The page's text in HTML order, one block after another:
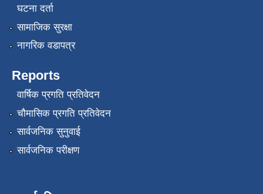
घटना दर्ता
सामाजिक सुरक्षा
नागरिक वडापत्र
Reports
वार्षिक प्रगति प्रतिवेदन
चौमासिक प्रगति प्रतिवेदन
सार्वजनिक सुनुवाई
सार्वजनिक परीक्षण